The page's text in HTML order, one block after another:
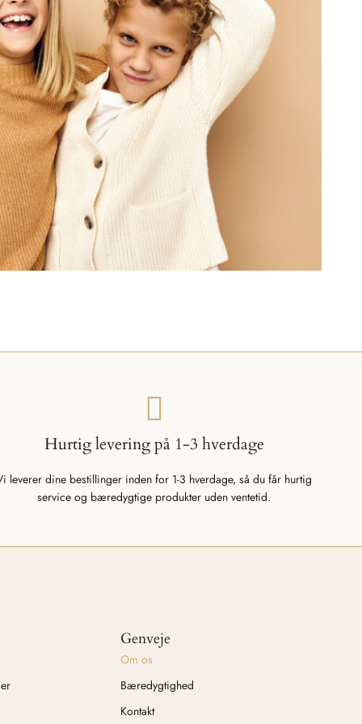
Hurtig levering på 1-3 hverdage
leverer dine bestillinger inden for 1-3 hverdage, så du får hurtig
service og bæredygtige produkter uden ventetid.
Genveje
Om os
Bæredygtighed
Kontakt